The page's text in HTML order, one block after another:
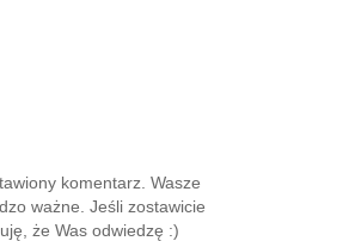
komentarz. Wasze
ważne. Jeśli zostawicie
że Was odwiedzę :)